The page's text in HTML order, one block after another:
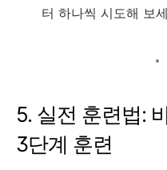
터 하나씩 시도해 보
5. 실전 훈련법:
3단계 훈련